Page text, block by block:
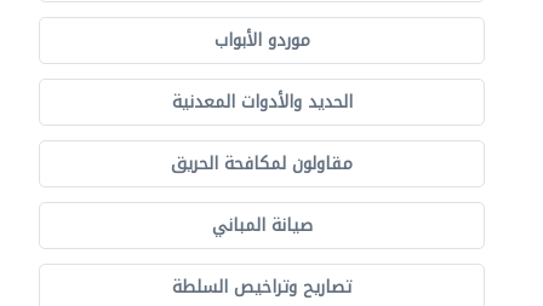
موردو الأبواب
الحديد والأدوات المعدنية
مقاولون لمكافحة الحريق
صيانة المباني
تصاريح وتراخيص السلطة